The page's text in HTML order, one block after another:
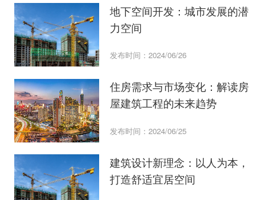
地下空间开发：城市发展的潜
力空间
发布时间：2024/06/26
住房需求与市场变化：解读房
屋建筑工程的未来趋势
发布时间：2024/06/25
建筑设计新理念：以人为本，
打造舒适宜居空间